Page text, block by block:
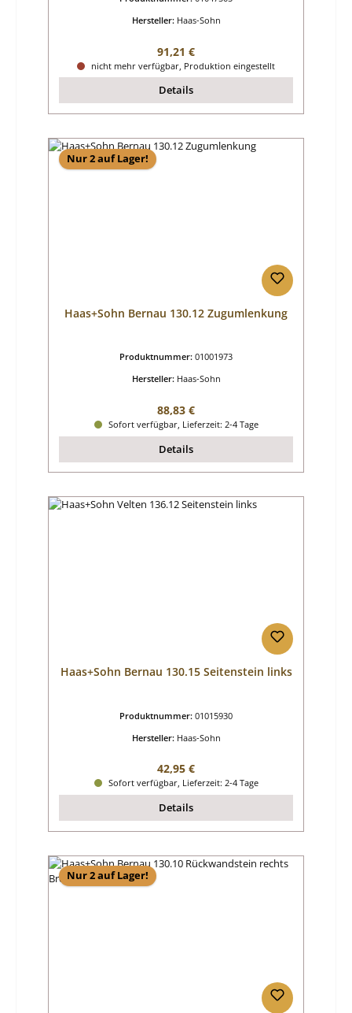
Hersteller: Haas-Sohn
Regulärer Preis:
91,21 €
nicht mehr verfügbar, Produktion eingestellt
Details
Nur 2 auf Lager!
Haas+Sohn Bernau 130.12 Zugumlenkung
Produktnummer: 01001973
Hersteller: Haas-Sohn
Regulärer Preis:
88,83 €
Sofort verfügbar, Lieferzeit: 2-4 Tage
Details
Haas+Sohn Bernau 130.15 Seitenstein links
Produktnummer: 01015930
Hersteller: Haas-Sohn
Regulärer Preis:
42,95 €
Sofort verfügbar, Lieferzeit: 2-4 Tage
Details
Nur 2 auf Lager!